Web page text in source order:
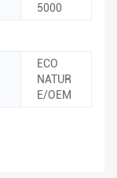
5000
ECO
NATUR
E/OEM